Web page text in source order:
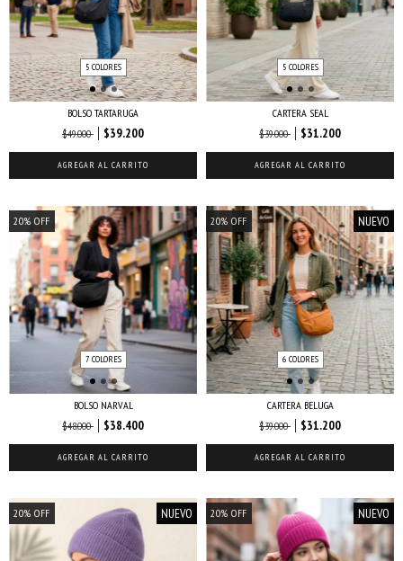
5 COLORES
BOLSO TARTARUGA
$49.000
$39.200
AGREGAR AL CARRITO
5 COLORES
CARTERA SEAL
$39.000
$31.200
AGREGAR AL CARRITO
20% OFF
7 COLORES
BOLSO NARVAL
$48.000
$38.400
AGREGAR AL CARRITO
20% OFF NUEVO
6 COLORES
CARTERA BELUGA
$39.000
$31.200
AGREGAR AL CARRITO
20% OFF NUEVO 20% OFF NUEVO